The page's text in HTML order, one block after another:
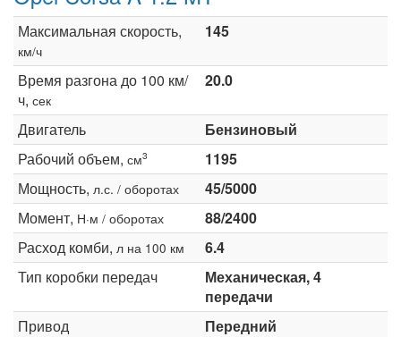
Максимальная скорость,
км/ч
145
Время разгона до 100 км/
ч, сек
20.0
Двигатель
Бензиновый
Рабочий объем, см3
1195
Мощность, л.с. / оборотах
45/5000
Момент, Н·м / оборотах
88/2400
Расход комби, л на 100 км
6.4
Тип коробки передач
Механическая, 4
передачи
Привод
Передний